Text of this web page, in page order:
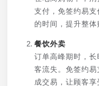
支付，免签约易
的时间，提升整体
餐饮外卖
订单高峰期时，
客流失。免签约
成交易，让顾客享